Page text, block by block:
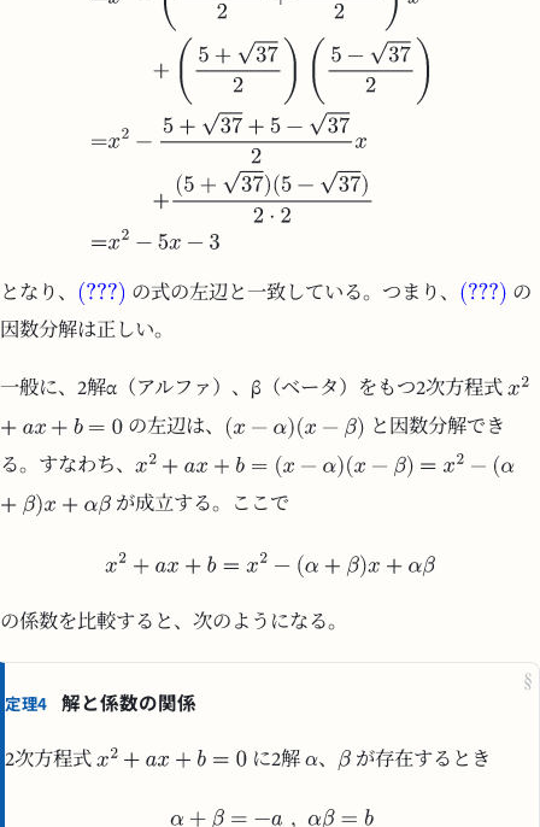
となり、 の式の左辺と一致している。つまり、
の
因数分解は正しい。
一般に、2解α（アルファ）、β（ベータ）をもつ2次方程式
の左辺は、
と因数分解でき
る。すなわち、
が成立する。ここで
の係数を比較すると、次のようになる。
§
定理4 解と係数の関係
2次方程式 に2解 、 が存在するとき